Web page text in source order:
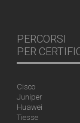
PERCORSI
PER
Cisco
Juniper
Huawei
Tiesse